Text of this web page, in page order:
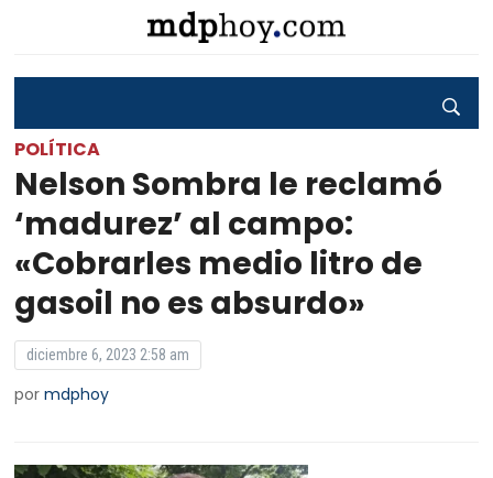
POLÍTICA
Nelson Sombra le reclamó
‘madurez’ al campo:
«Cobrarles medio litro de
gasoil no es absurdo»
diciembre 6, 2023 2:58 am
pormdphoy